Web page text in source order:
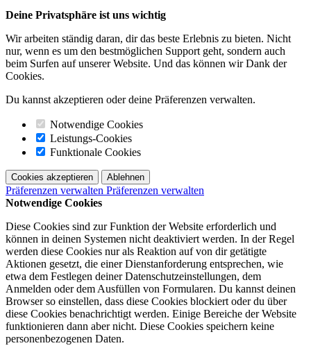
Deine Privatsphäre ist uns wichtig
Wir arbeiten ständig daran, dir das beste Erlebnis zu bieten. Nicht
nur, wenn es um den bestmöglichen Support geht, sondern auch
beim Surfen auf unserer Website. Und das können wir Dank der
Cookies.
Du kannst akzeptieren oder deine Präferenzen verwalten.
Notwendige Cookies
Leistungs-Cookies
Funktionale Cookies
Cookies akzeptieren Ablehnen
Präferenzen verwalten Präferenzen verwalten
Notwendige Cookies
Diese Cookies sind zur Funktion der Website erforderlich und
können in deinen Systemen nicht deaktiviert werden. In der Regel
werden diese Cookies nur als Reaktion auf von dir getätigte
Aktionen gesetzt, die einer Dienstanforderung entsprechen, wie
etwa dem Festlegen deiner Datenschutzeinstellungen, dem
Anmelden oder dem Ausfüllen von Formularen. Du kannst deinen
Browser so einstellen, dass diese Cookies blockiert oder du über
diese Cookies benachrichtigt werden. Einige Bereiche der Website
funktionieren dann aber nicht. Diese Cookies speichern keine
personenbezogenen Daten.